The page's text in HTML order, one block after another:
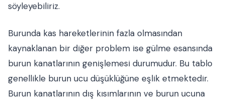
söyleyebiliriz.
Burunda kas hareketlerinin fazla olmasından
kaynaklanan bir diğer problem ise gülme esansında
burun kanatlarının genişlemesi durumudur. Bu tablo
genellikle burun ucu düşüklüğüne eşlik etmektedir.
Burun kanatlarının dış kısımlarının ve burun ucuna